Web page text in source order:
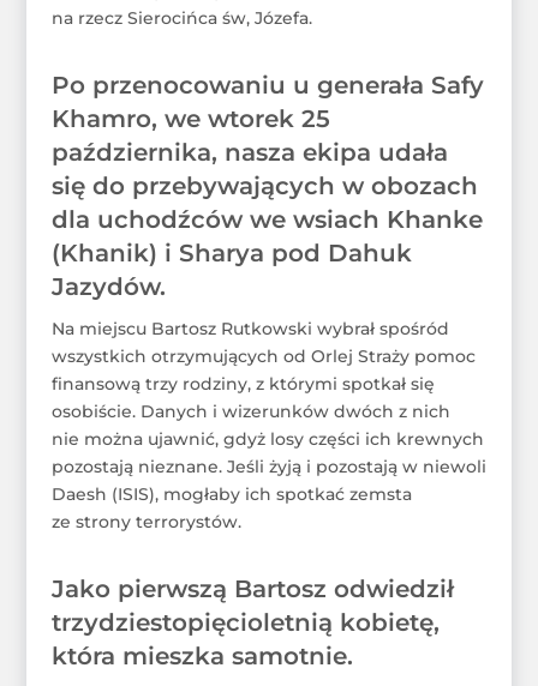
na rzecz Sierocińca św, Józefa.
Po przenocowaniu u generała Safy
Khamro, we wtorek 25
października, nasza ekipa udała
się do przebywających w obozach
dla uchodźców we wsiach Khanke
(Khanik) i Sharya pod Dahuk
Jazydów.
Na miejscu Bartosz Rutkowski wybrał spośród
wszystkich otrzymujących od Orlej Straży pomoc
finansową trzy rodziny, z którymi spotkał się
osobiście. Danych i wizerunków dwóch z nich
nie można ujawnić, gdyż losy części ich krewnych
pozostają nieznane. Jeśli żyją i pozostają w niewoli
Daesh (ISIS), mogłaby ich spotkać zemsta
ze strony terrorystów.
Jako pierwszą Bartosz odwiedził
trzydziestopięcioletnią kobietę,
która mieszka samotnie.